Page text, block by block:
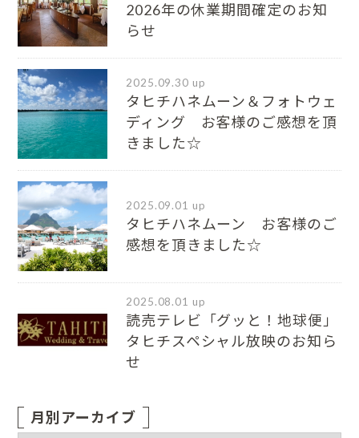
2026年の休業期間確定のお知
らせ
2025.09.30 up
タヒチハネムーン＆フォトウェ
ディング お客様のご感想を頂
きました☆
2025.09.01 up
タヒチハネムーン お客様のご
感想を頂きました☆
2025.08.01 up
読売テレビ「グッと！地球便」
タヒチスペシャル放映のお知ら
せ
月別アーカイブ